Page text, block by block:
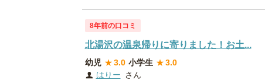
8年前の口コミ
北湯沢の温泉帰りに寄りました！お土...
幼児 ★3.0 小学生 ★3.0
はりー さん